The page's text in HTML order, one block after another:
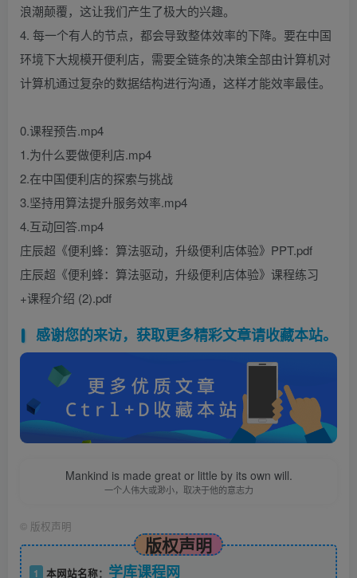
浪潮颠覆，这让我们产生了极大的兴趣。
4. 每一个有人的节点，都会导致整体效率的下降。要在中国
环境下大规模开便利店，需要全链条的决策全部由计算机对
计算机通过复杂的数据结构进行沟通，这样才能效率最佳。
0.课程预告.mp4
1.为什么要做便利店.mp4
2.在中国便利店的探索与挑战
3.坚持用算法提升服务效率.mp4
4.互动回答.mp4
庄辰超《便利蜂：算法驱动，升级便利店体验》PPT.pdf
庄辰超《便利蜂：算法驱动，升级便利店体验》课程练习
+课程介绍 (2).pdf
感谢您的来访，获取更多精彩文章请收藏本站。
Mankind is made great or little by its own will.
一个人伟大或渺小，取决于他的意志力
© 版权声明
版权声明
1 本网站名称： 学库课程网